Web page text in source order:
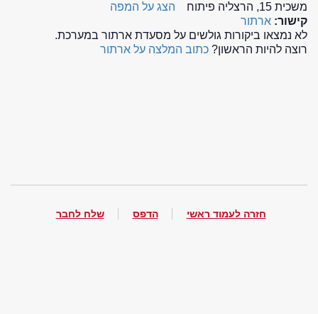
משכית 15, הרצליה פיתוח
הצג על המפה
קישור: ארתור
לא נמצאו ביקורות גולשים על מסעדת ארתור במערכת.
רוצה להיות הראשון? כתוב המלצה על ארתור
חזרה לעמוד ראשי הדפס שלח לחבר